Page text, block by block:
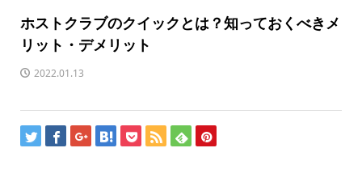
ホストクラブのクイックとは？知っておくべきメ
リット・デメリット
2022.01.13